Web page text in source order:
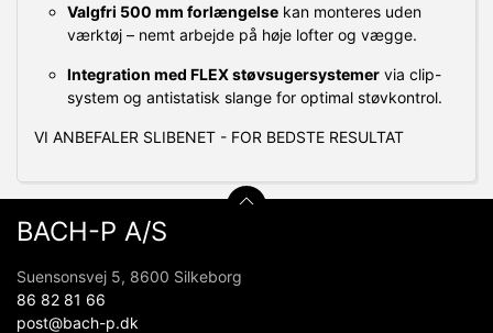
Valgfri 500 mm forlængelse kan monteres uden
værktøj – nemt arbejde på høje lofter og vægge.
Integration med FLEX støvsugersystemer via clip-
system og antistatisk slange for optimal støvkontrol.
VI ANBEFALER SLIBENET - FOR BEDSTE RESULTAT
BACH-P A/S
Suensonsvej 5, 8600 Silkeborg
86 82 81 66
post@bach-p.dk